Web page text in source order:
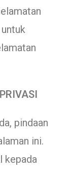
pindaan
ini.
kepada